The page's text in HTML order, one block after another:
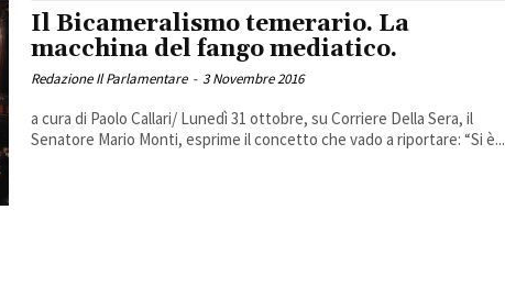
Il Bicameralismo temerario. La
macchina del fango mediatico.
Redazione Il Parlamentare - 3 Novembre 2016
a cura di Paolo Callari/ Lunedì 31 ottobre, su Corriere Della Sera, il
Senatore Mario Monti, esprime il concetto che vado a riportare: “Si è...